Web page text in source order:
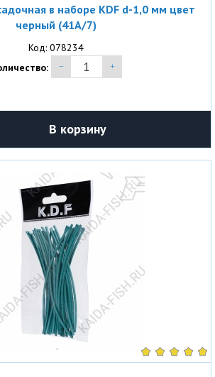
в наборе KDF d-1,0 мм цвет
черный (41A/7)
Код: 078234
В корзину